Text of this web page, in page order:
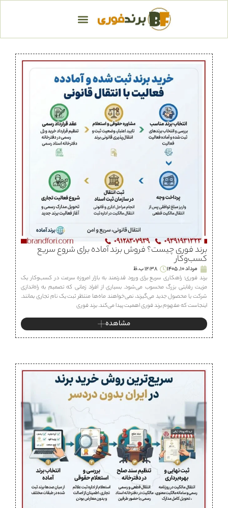
برند فوری چیست؟ فروش برند آماده برای شروع سریع
کسب‌وکار
مرداد 10, 1405
12:38 ب.ظ
برند فوری؛ راهکاری سریع برای ورود قدرتمند به بازار امروزه سرعت در کسب‌وکار یک
مزیت رقابتی بزرگ محسوب می‌شود. بسیاری از افراد زمانی که تصمیم به راه‌اندازی
شرکت یا محصول جدید می‌گیرند، نمی‌خواهند ماه‌ها منتظر ثبت یک نام تجاری بمانند.
اینجاست که مفهوم برند فوری اهمیت پیدا می‌کند. برند فوری
مشاهده